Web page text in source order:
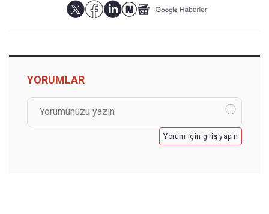
YORUMLAR
Yorum için giriş yapın